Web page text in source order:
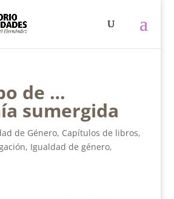
de …
sumergida
de Género, Capítulos de libros,
, Igualdad de género,